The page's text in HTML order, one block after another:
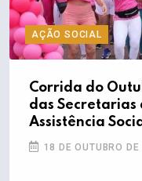
AÇÃO SOCIAL
Corrida do
das Secretarias
Assistência
18 DE OUTUBRO